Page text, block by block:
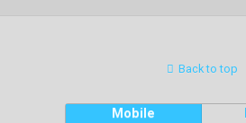
Back to top
Mobile